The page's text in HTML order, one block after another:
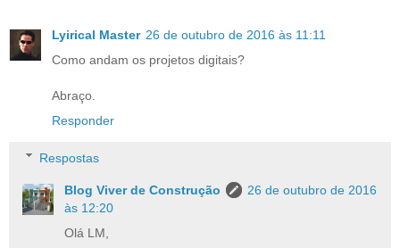
Lyirical Master 26 de outubro de 2016 às 11:11
Como andam os projetos digitais?
Abraço.
Responder
Respostas
Blog Viver de Construção
26 de outubro de 2016
às 12:20
Olá LM,